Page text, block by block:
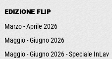
EDIZIONE FLIP
Marzo - Aprile 2026
Maggio - Giugno 2026
Maggio - Giugno 2026 - Speciale InLav